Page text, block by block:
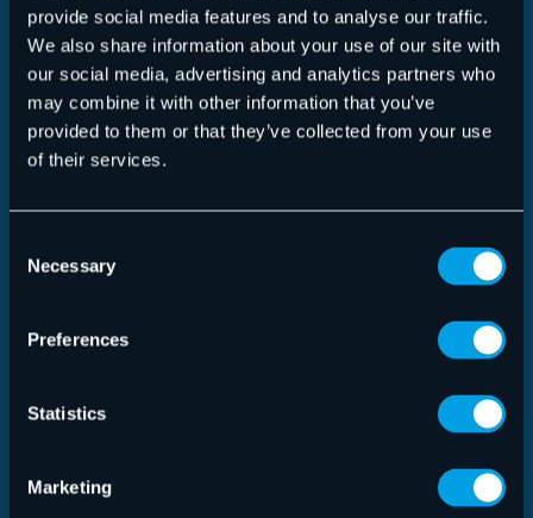
provide social media features and to analyse our traffic.
We also share information about your use of our site with
our social media, advertising and analytics partners who
may combine it with other information that you’ve
provided to them or that they’ve collected from your use
of their services.
Selection
Necessary
Preferences
Statistics
Marketing
Hornetsecurity meine angefügten persönlichen Daten und
hochlädt, speichert und archiviert. Bei Bedarf wird ein